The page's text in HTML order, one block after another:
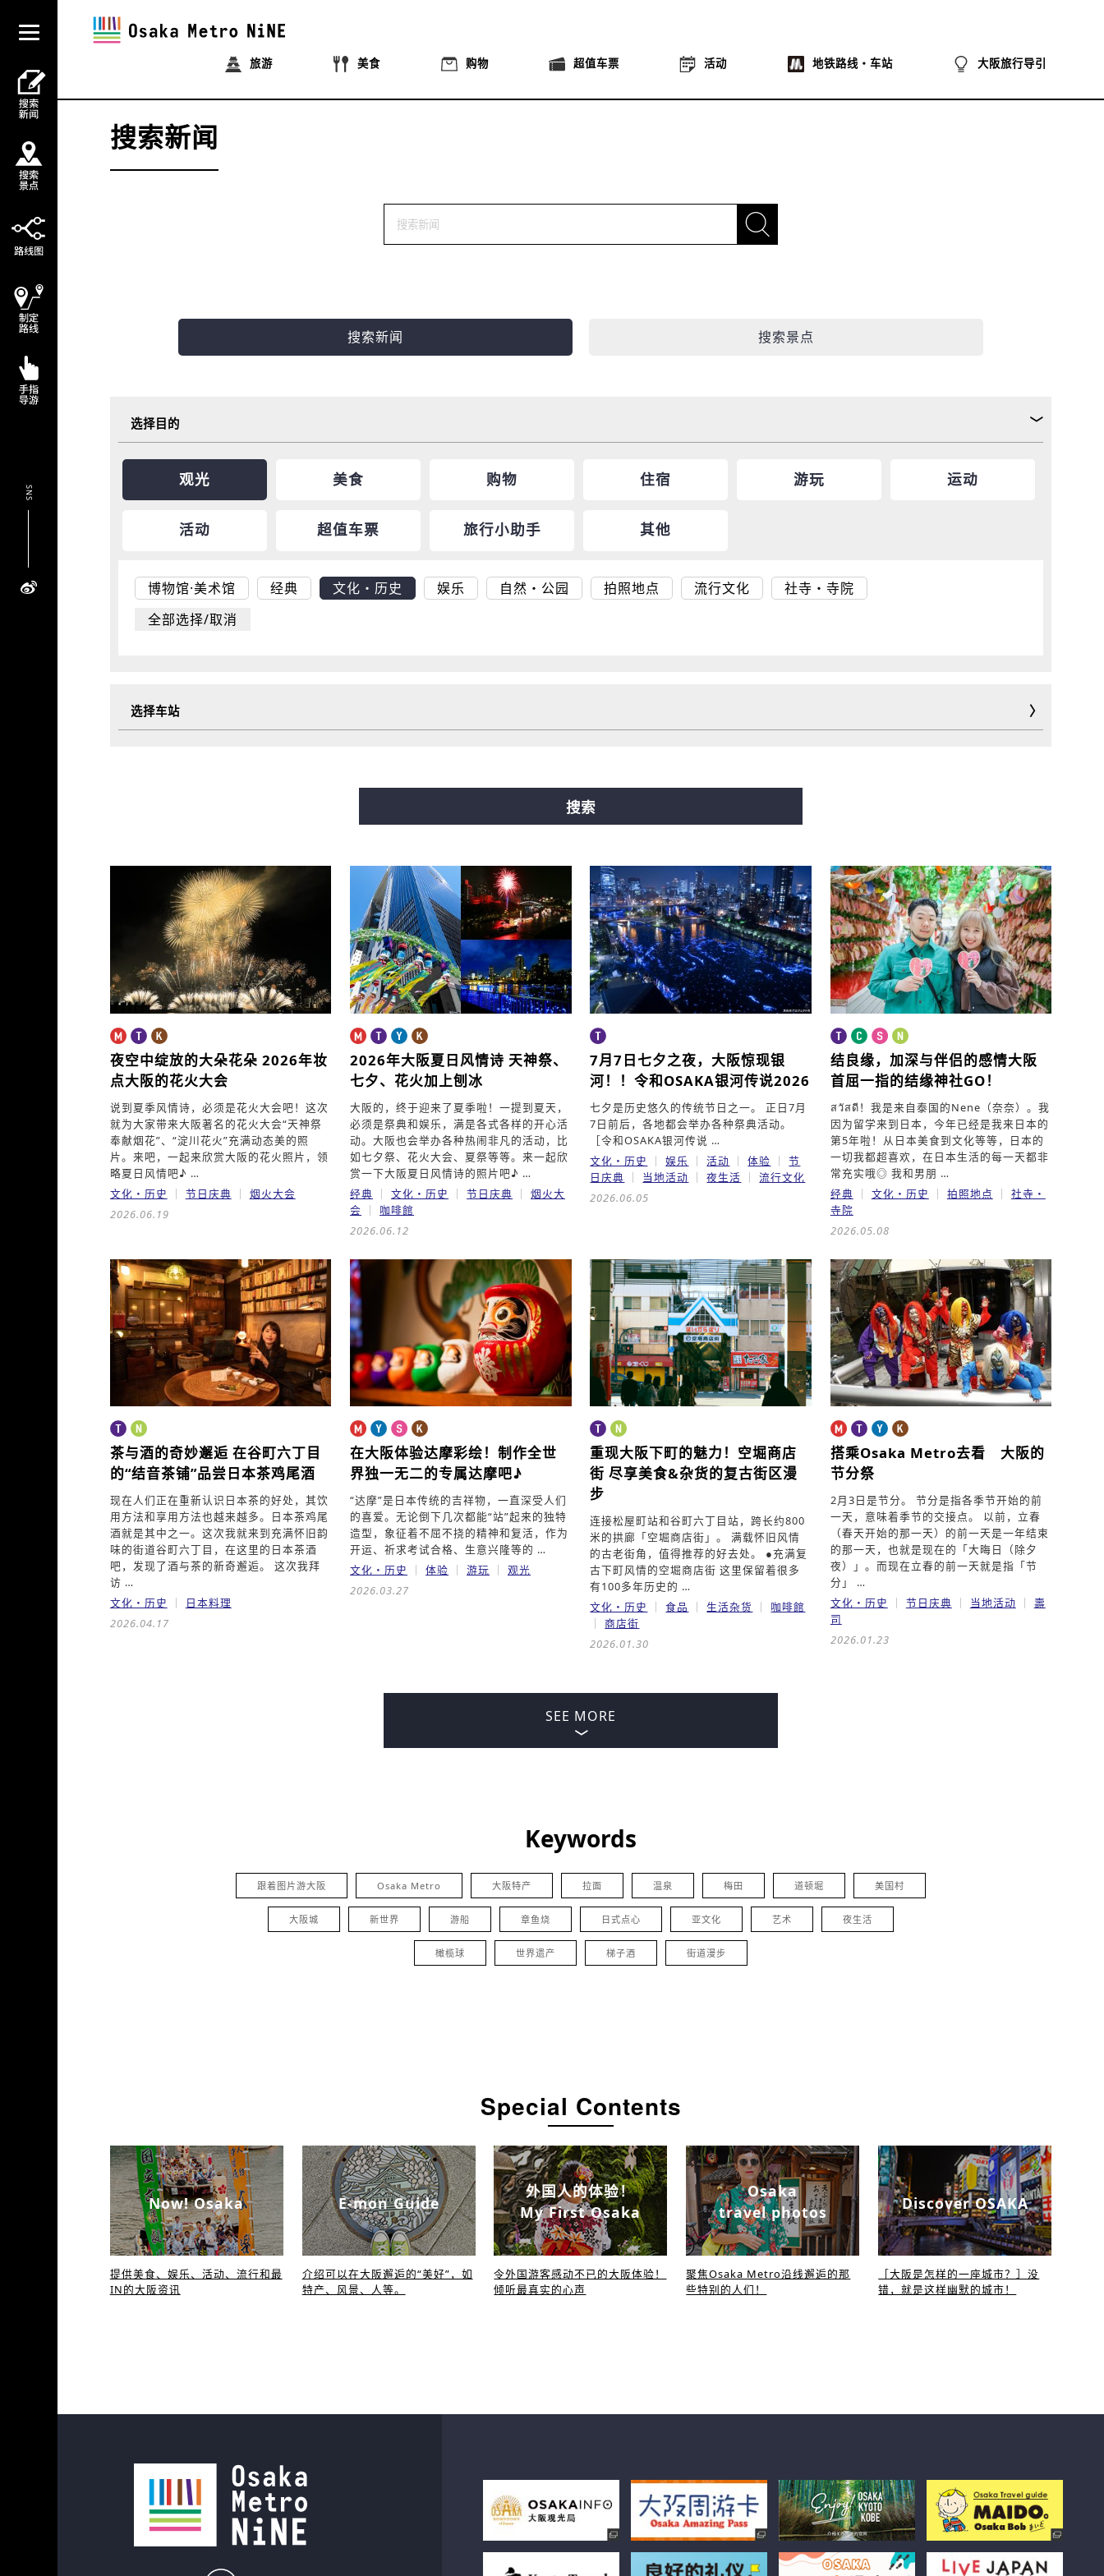
旅游 美食 购物 超值车票 活动 地铁路线・车站 大阪旅行导引
SNS
搜索新闻
搜索新闻 搜索景点
选择目的
观光 美食 购物 住宿 游玩 运动
活动 超值车票 旅行小助手 其他
博物馆·美术馆 经典 文化・历史 娱乐 自然・公园 拍照地点 流行文化
社寺・寺院
全部选择/取消
选择车站
ニュートラム
搜索
夜空中绽放的大朵花朵 2026年妆
点大阪的花火大会
说到夏季风情诗，必须是花火大会吧！这次
就为大家带来大阪著名的花火大会“天神祭
奉献烟花”、“淀川花火”充满动态美的照
片。来吧，一起来欣赏大阪的花火照片，领
略夏日风情吧♪ …
文化・历史
节日庆典
烟火大会
2026.06.19
2026年大阪夏日风情诗 天神祭、
七夕、花火加上刨冰
大阪的，终于迎来了夏季啦！一提到夏天，
必须是祭典和娱乐，满是各式各样的开心活
动。大阪也会举办各种热闹非凡的活动，比
如七夕祭、花火大会、夏祭等等。来一起欣
赏一下大阪夏日风情诗的照片吧♪ …
经典
文化・历史 节日庆典
烟火大
会
咖啡館
2026.06.12
7月7日七夕之夜， 大阪惊现银
河！！令和OSAKA银河传说2026
七夕是历史悠久的传统节日之一。 正日7月
7日前后，各地都会举办各种祭典活动。
［令和OSAKA银河传说 …
文化・历史
娱乐 活动 体验
节
日庆典
当地活动 夜生活
流行文化
2026.06.05
结良缘，加深与伴侣的感情大阪
首屈一指的结缘神社GO！
สวัสดี！我是来自泰国的Nene（奈奈）。我
因为留学来到日本，今年已经是我来日本的
第5年啦！从日本美食到文化等等，日本的
一切我都超喜欢，在日本生活的每一天都非
常充实哦◎ 我和男朋 …
经典
文化・历史 拍照地点
社寺・
寺院
2026.05.08
茶与酒的奇妙邂逅 在谷町六丁目
的“结音茶铺”品尝日本茶鸡尾酒
现在人们正在重新认识日本茶的好处，其饮
用方法和享用方法也越来越多。日本茶鸡尾
酒就是其中之一。这次我就来到充满怀旧韵
味的街道谷町六丁目，在这里的日本茶酒
吧，发现了酒与茶的新奇邂逅。 这次我拜
访 …
文化・历史
日本料理
2026.04.17
在大阪体验达摩彩绘！制作全世
界独一无二的专属达摩吧♪
“达摩”是日本传统的吉祥物，一直深受人们
的喜爱。无论倒下几次都能“站”起来的独特
造型，象征着不屈不挠的精神和复活，作为
开运、祈求考试合格、生意兴隆等的 …
文化・历史
体验 游玩
观光
2026.03.27
重现大阪下町的魅力！空堀商店
街尽享美食&杂货的复古街区漫
步
连接松屋町站和谷町六丁目站，跨长约800
米的拱廊「空堀商店街」。 满载怀旧风情
的古老街角，值得推荐的好去处。 ●充满复
古下町风情的空堀商店街 这里保留着很多
有100多年历史的 …
文化・历史
食品 生活杂货
咖啡館
商店街
2026.01.30
搭乘Osaka Metro去看 大阪的
节分祭
2月3日是节分。 节分是指各季节开始的前
一天，意味着季节的交接点。 以前，立春
（春天开始的那一天）的前一天是一年结束
的那一天，也就是现在的「大晦日（除夕
夜）」。而现在立春的前一天就是指「节
分」 …
文化・历史
节日庆典 当地活动
壽
司
2026.01.23
SEE MORE
Keywords
跟着图片游大阪 Osaka Metro 大阪特产 拉面 温泉 梅田 道顿堀 美国村
大阪城 新世界 游船 章鱼烧 日式点心 亚文化 艺术 夜生活
橄榄球 世界遗产 梯子酒 街道漫步
Special Contents
Now! Osaka
提供美食、娱乐、活动、流行和最
IN的大阪资讯
E-mon Guide
介绍可以在大阪邂逅的“美好”，如
特产、风景、人等。
外国人的体验！
My First Osaka
令外国游客感动不已的大阪体验！
倾听最真实的心声
Osaka
travel photos
聚焦Osaka Metro沿线邂逅的那
些特别的人们！
Discover OSAKA
［大阪是怎样的一座城市？］没
错，就是这样幽默的城市！